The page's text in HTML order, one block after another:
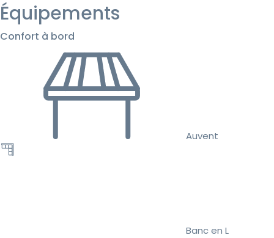
Équipements
Confort à bord
Auvent
Banc en L